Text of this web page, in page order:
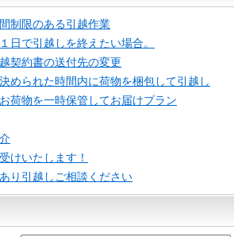
制限のある引越作業
日で引越しを終えたい場合。
契約書の送付先の変更
められた時間内に荷物を梱包して引越し
荷物を一時保管してお届けプラン
けいたします！
り引越しご相談ください